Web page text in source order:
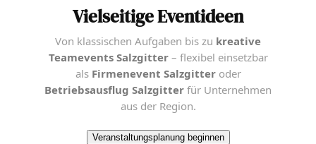
Vielseitige Eventideen
Von klassischen Aufgaben bis zu kreative
Teamevents Salzgitter– flexibel einsetzbar
als Firmenevent Salzgitteroder
Betriebsausflug Salzgitter für Unternehmen
aus der Region.
Veranstaltungsplanung beginnen